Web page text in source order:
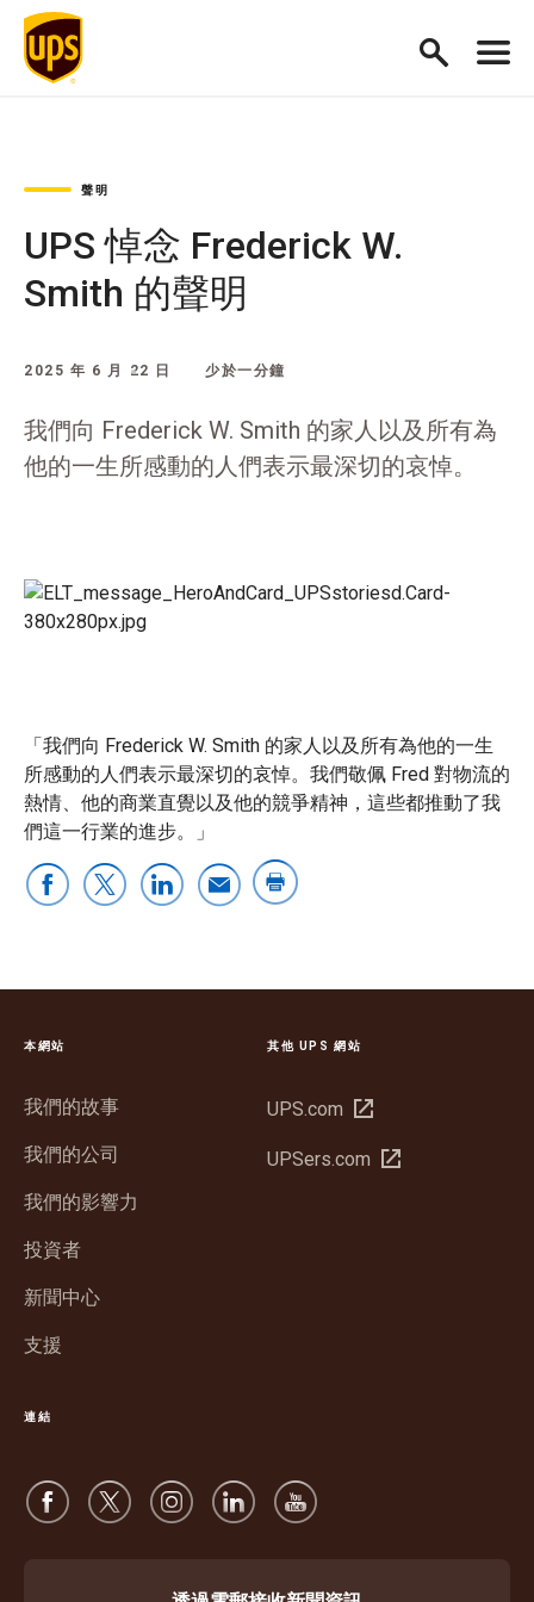
聲明
UPS 悼念 Frederick W.
Smith 的聲明
2025 年 6 月 22 日 少於一分鐘
我們向 Frederick W. Smith 的家人以及所有為
他的一生所感動的人們表示最深切的哀悼。
「我們向 Frederick W. Smith 的家人以及所有為他的一生
所感動的人們表示最深切的哀悼。我們敬佩 Fred 對物流的
熱情、他的商業直覺以及他的競爭精神，這些都推動了我
們這一行業的進步。」
本網站
我們的故事
我們的公司
我們的影響力
投資者
新聞中心
支援
其他 UPS 網站
UPS.com 在
視
UPSers.com 在
連結